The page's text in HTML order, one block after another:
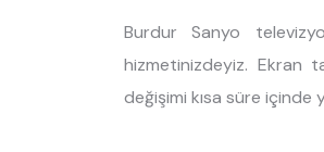
Burdur Sanyo
hizmetinizdeyiz. Ekran
değişimi kısa süre içinde